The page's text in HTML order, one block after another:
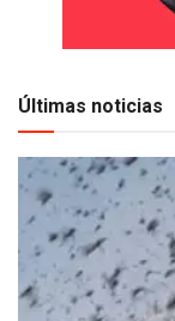
Últimas noticias